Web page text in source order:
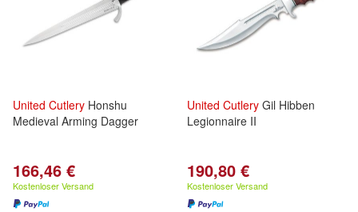
United Cutlery Honshu
Medieval Arming Dagger
166,46 €
Kostenloser Versand
United Cutlery Gil Hibben
Legionnaire II
190,80 €
Kostenloser Versand